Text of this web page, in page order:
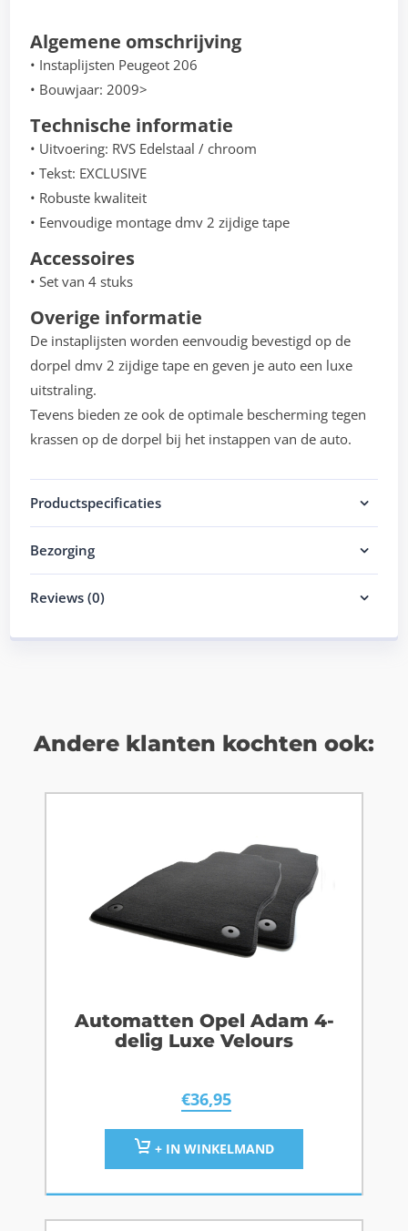
Algemene omschrijving
• Instaplijsten Peugeot 206
• Bouwjaar: 2009>
Technische informatie
• Uitvoering: RVS Edelstaal / chroom
• Tekst: EXCLUSIVE
• Robuste kwaliteit
• Eenvoudige montage dmv 2 zijdige tape
Accessoires
• Set van 4 stuks
Overige informatie
De instaplijsten worden eenvoudig bevestigd op de
dorpel dmv 2 zijdige tape en geven je auto een luxe
uitstraling.
Tevens bieden ze ook de optimale bescherming tegen
krassen op de dorpel bij het instappen van de auto.
Productspecificaties
Bezorging
Reviews (0)
Andere klanten kochten ook:
Automatten Opel Adam 4-
delig Luxe Velours
€36,95
+ IN WINKELMAND